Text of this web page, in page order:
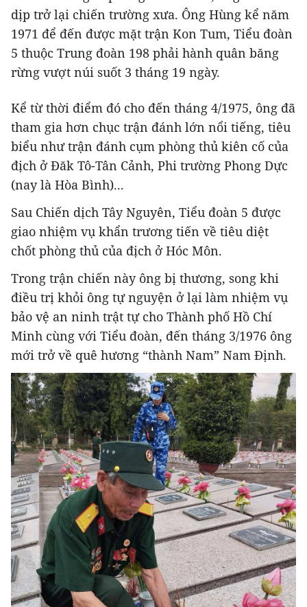
dịp trở lại chiến trường xưa. Ông Hùng kể năm
1971 để đến được mặt trận Kon Tum, Tiểu đoàn
5 thuộc Trung đoàn 198 phải hành quân băng
rừng vượt núi suốt 3 tháng 19 ngày.
Kể từ thời điểm đó cho đến tháng 4/1975, ông đã
tham gia hơn chục trận đánh lớn nổi tiếng, tiêu
biểu như trận đánh cụm phòng thủ kiên cố của
địch ở Đăk Tô-Tân Cảnh, Phi trường Phong Dực
(nay là Hòa Bình)...
Sau Chiến dịch Tây Nguyên, Tiểu đoàn 5 được
giao nhiệm vụ khẩn trương tiến về tiêu diệt
chốt phòng thủ của địch ở Hóc Môn.
Trong trận chiến này ông bị thương, song khi
điều trị khỏi ông tự nguyện ở lại làm nhiệm vụ
bảo vệ an ninh trật tự cho Thành phố Hồ Chí
Minh cùng với Tiểu đoàn, đến tháng 3/1976 ông
mới trở về quê hương “thành Nam” Nam Định.